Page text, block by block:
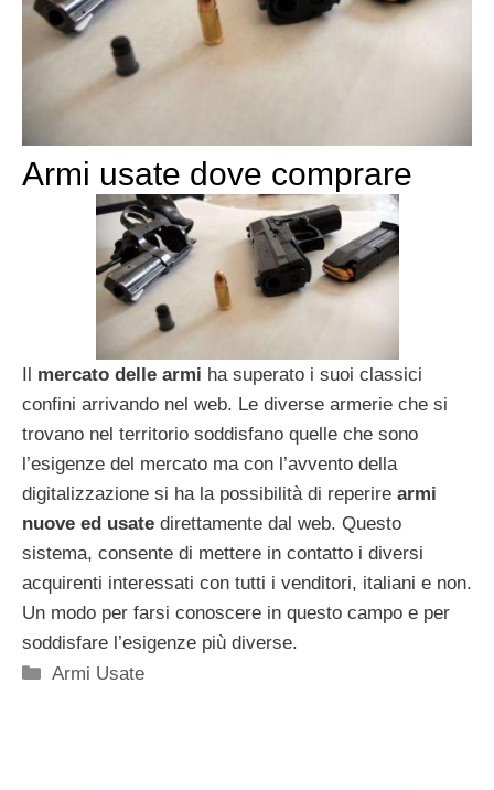
Armi usate dove comprare
Il mercato delle armi ha superato i suoi classici
confini arrivando nel web. Le diverse armerie che si
trovano nel territorio soddisfano quelle che sono
l’esigenze del mercato ma con l’avvento della
digitalizzazione si ha la possibilità di reperire armi
nuove ed usate direttamente dal web. Questo
sistema, consente di mettere in contatto i diversi
acquirenti interessati con tutti i venditori, italiani e non.
Un modo per farsi conoscere in questo campo e per
soddisfare l’esigenze più diverse.
Categorie
Armi Usate